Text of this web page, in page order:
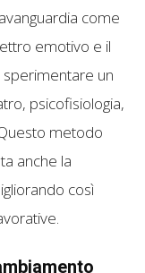
come
emotivo e il
un
psicofisiologia,
metodo
anche la
così